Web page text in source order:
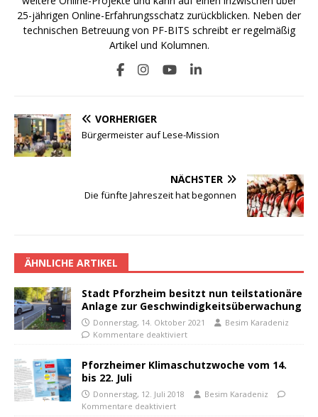
25-jährigen Online-Erfahrungsschatz zurückblicken. Neben der
technischen Betreuung von PF-BITS schreibt er regelmäßig
Artikel und Kolumnen.
VORHERIGER
Bürgermeister auf Lese-Mission
NÄCHSTER
Die fünfte Jahreszeit hat begonnen
ÄHNLICHE ARTIKEL
Stadt Pforzheim besitzt nun teilstationäre
Anlage zur Geschwindigkeitsüberwachung
Donnerstag, 14. Oktober 2021
Besim Karadeniz
Kommentare deaktiviert
Pforzheimer Klimaschutzwoche vom 14.
bis 22. Juli
Donnerstag, 12. Juli 2018
Besim Karadeniz
Kommentare deaktiviert